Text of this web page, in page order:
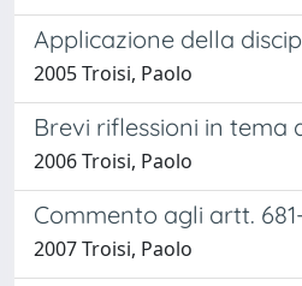
Applicazione della
2005 Troisi, Paolo
Brevi riflessioni in
2006 Troisi, Paolo
Commento agli artt.
2007 Troisi, Paolo